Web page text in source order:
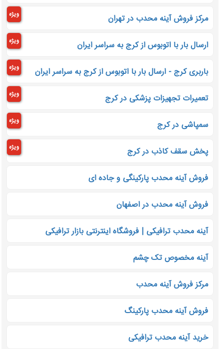
مرکز فروش آینه محدب در تهران ویژه
ارسال بار با اتوبوس از کرج به سراسر ایران ویژه
باربری کرج - ارسال بار با اتوبوس از کرج به سراسر ایران ویژه
تعمیرات تجهیزات پزشکی در کرج ویژه
سمپاشی در کرج ویژه
پخش سقف کاذب در کرج ویژه
فروش آینه محدب پارکینگی و جاده ای
فروش آینه محدب در اصفهان
آینه محدب ترافیکی | فروشگاه اینترنتی بازار ترافیکی
آینه مخصوص تک چشم
مرکز فروش آینه محدب
فروش آینه محدب پارکینگ
خرید آینه محدب ترافیکی